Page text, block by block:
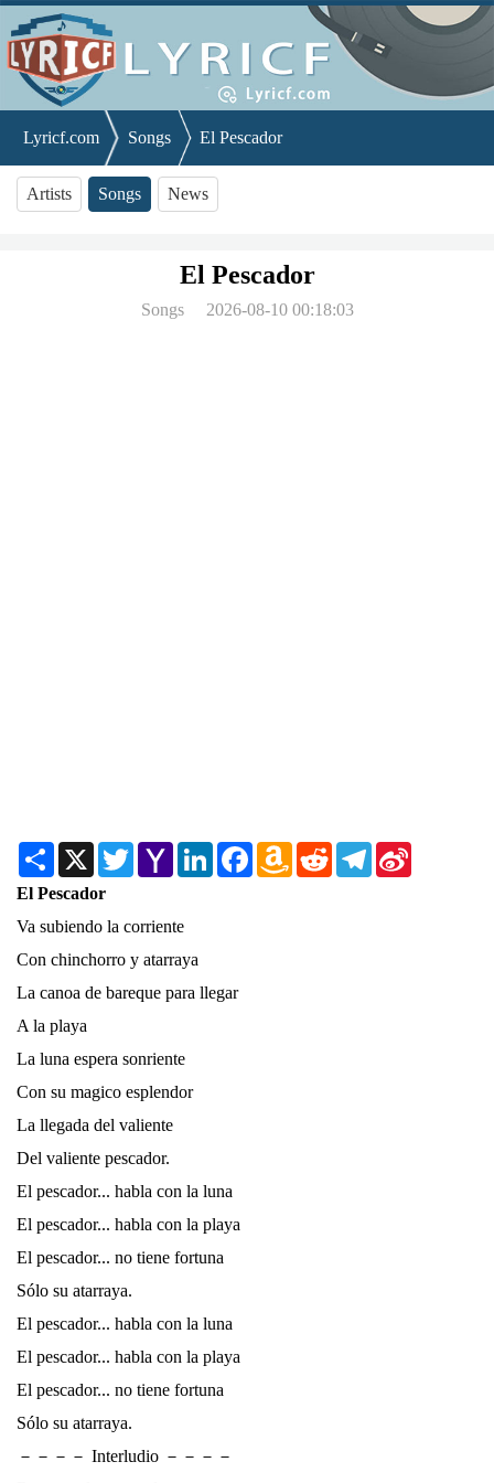
Lyricf.com Songs El Pescador
Artists Songs News
El Pescador
Songs 2026-08-10 00:18:03
Share X TwitterYahoo
Mail
LinkedInFacebookAmazon
Wish
RedditTelegram
El Pescador
Va subiendo la corriente
Con chinchorro y atarraya
La canoa de bareque para llegar
A la playa
La luna espera sonriente
Con su magico esplendor
La llegada del valiente
Del valiente pescador.
El pescador... habla con la luna
El pescador... habla con la playa
El pescador... no tiene fortuna
Sólo su atarraya.
El pescador... habla con la luna
El pescador... habla con la playa
El pescador... no tiene fortuna
Sólo su atarraya.
－－－－ Interludio －－－－